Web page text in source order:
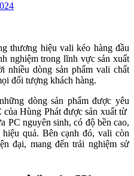
thương hiệu vali kéo hàng đầu
nghiệm trong lĩnh vực sản xuất
nhiều dòng sản phẩm vali chất
đối tượng khách hàng.
dòng sản phẩm được yêu
Hùng Phát được sản xuất từ
PC nguyên sinh, có độ bền cao,
quả. Bên cạnh đó, vali còn
đại, mang đến trải nghiệm sử